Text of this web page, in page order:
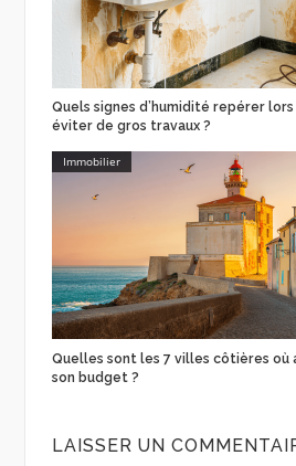
Quels signes d’humidité repérer lors
éviter de gros travaux ?
Immobilier
Quelles sont les 7 villes côtières où
son budget ?
LAISSER UN